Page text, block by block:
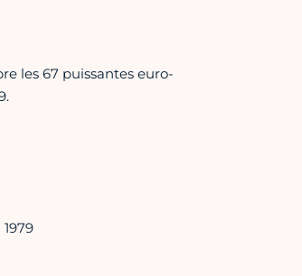
les 67 puissantes euro-